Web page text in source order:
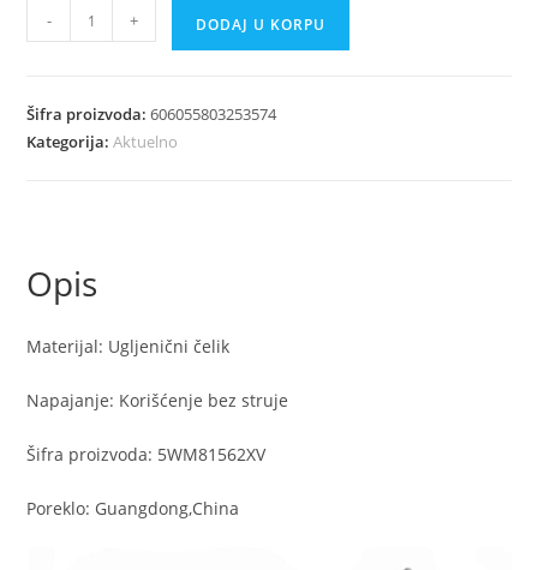
Sklopiva
visenamenska
lopata
količina
- + DODAJ U KORPU
Šifra proizvoda:606055803253574
Kategorija:Aktuelno
Opis
Materijal: Ugljenični čelik
Napajanje: Korišćenje bez struje
Šifra proizvoda: 5WM81562XV
Poreklo: Guangdong,China